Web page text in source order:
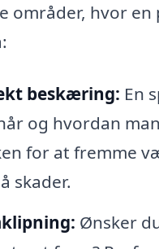
områder, hvor en
beskæring: En
og hvordan
for at fremme
skader.
Ønsker